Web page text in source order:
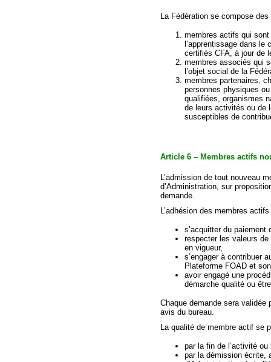
La Fédération se compose des
membres actifs qui
l’apprentissage dans le
certifiés CFA, à jour de
membres associés qui
l’objet social de la
membres partenaires,
personnes physiques
qualifiées, organismes
de leurs activités ou de
susceptibles de
Article 6 – Membres actifs
L’admission de tout nouveau
d’Administration, sur
demande.
L’adhésion des membres
s’acquitter du paiement
respecter les valeurs
en vigueur,
s’engager à contribuer
Plateforme FOAD et
avoir engagé une
démarche qualité ou
Chaque demande sera validée
avis du bureau.
La qualité de membre actif se
par la fin de l’activité
par la démission écrite,